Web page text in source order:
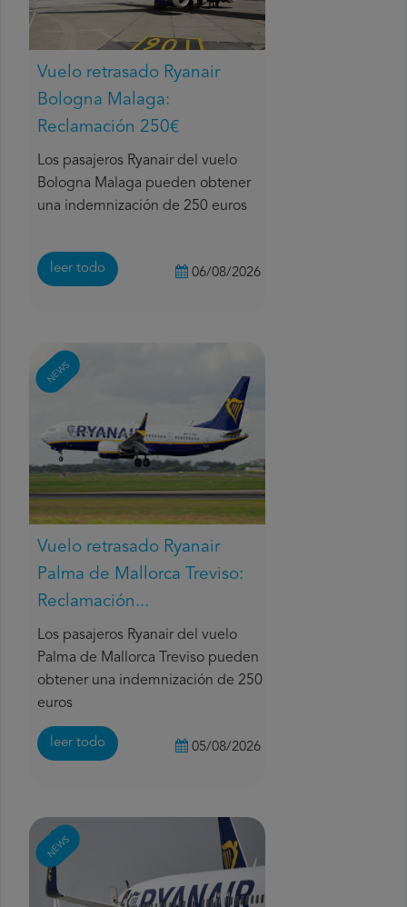
Vuelo retrasado Ryanair
Bologna Malaga:
Reclamación 250€
Los pasajeros Ryanair del vuelo
Bologna Malaga pueden obtener
una indemnización de 250 euros
leer todo 06/08/2026
NEWS
Vuelo retrasado Ryanair
Palma de Mallorca Treviso:
Reclamación...
Los pasajeros Ryanair del vuelo
Palma de Mallorca Treviso pueden
obtener una indemnización de 250
euros
leer todo 05/08/2026
NEWS